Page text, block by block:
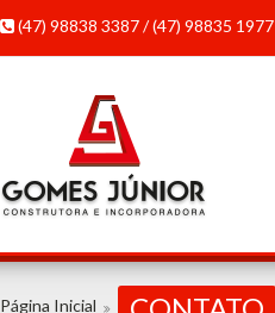
(47) 98838 3387 / (47) 98835 1977
Página Inicial